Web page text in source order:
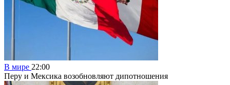
В мире 22:00
Перу и Мексика возобновляют дипотношения